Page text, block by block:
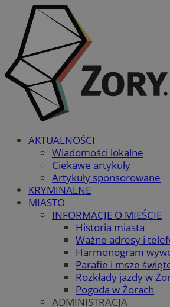
AKTUALNOŚCI
Wiadomości lokalne
Ciekawe artykuły
Artykuły sponsorowane
KRYMINALNE
MIASTO
INFORMACJE O MIEŚCIE
Historia miasta
Ważne adresy i
Harmonogram
Parafie i msze
Rozkłady jazdy w
Pogoda w Żorach
ADMINISTRACJA